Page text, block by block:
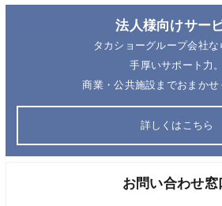
法人様向けサー
タカショーグループ会社な
手厚いサポート力。
商業・公共施設までおまかせ
詳しくはこちら
お問い合わせ窓